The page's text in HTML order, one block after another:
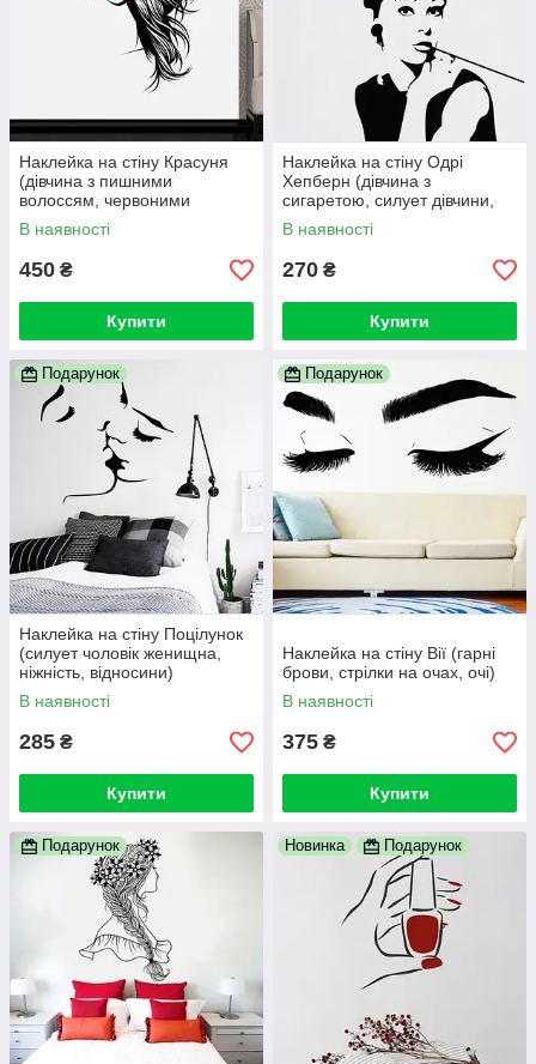
Наклейка на стіну Красуня
(дівчина з пишними
волоссям, червоними
губами, зачіска)
В наявності
450 ₴
Купити
Наклейка на стіну Одрі
Хепберн (дівчина з
сигаретою, силует дівчини,
людини)
В наявності
270 ₴
Купити
Подарунок
Наклейка на стіну Поцілунок
(силует чоловік женищна,
ніжність, відносини)
В наявності
285 ₴
Купити
Подарунок
Наклейка на стіну Вії (гарні
брови, стрілки на очах, очі)
В наявності
375 ₴
Купити
Подарунок Новинка Подарунок